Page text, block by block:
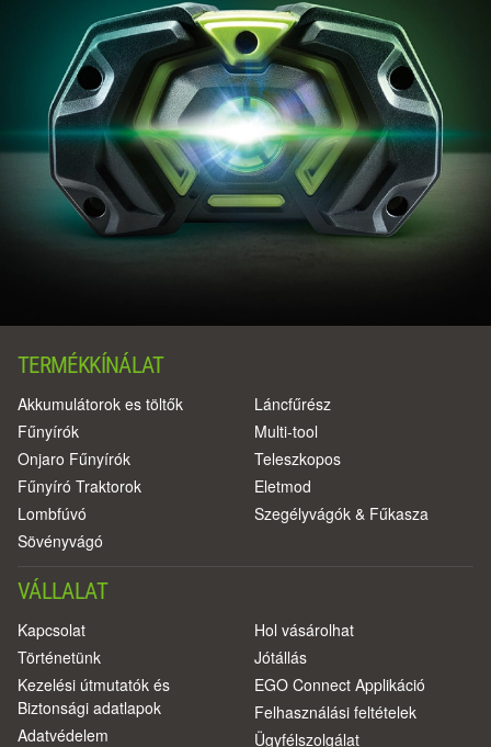
TERMÉKKÍNÁLAT
Akkumulátorok es töltők
Fűnyírók
Onjaro Fűnyírók
Fűnyíró Traktorok
Lombfúvó
Sövényvágó
Láncfűrész
Multi-tool
Teleszkopos
Eletmod
Szegélyvágók & Fűkasza
VÁLLALAT
Kapcsolat
Történetünk
Kezelési útmutatók és
Biztonsági adatlapok
Adatvédelem
Hol vásárolhat
Jótállás
EGO Connect Applikáció
Felhasználási feltételek
Ügyfélszolgálat